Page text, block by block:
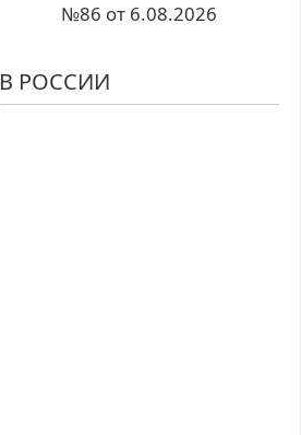
№86 от 6.08.2026
В РОССИИ